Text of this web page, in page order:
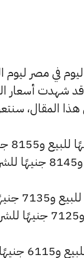
شهدت أسعار